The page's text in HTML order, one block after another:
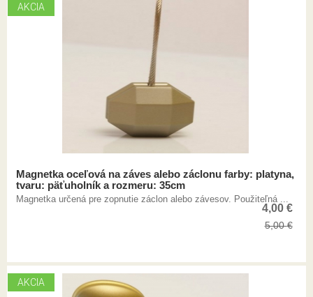
AKCIA
Magnetka oceľová na záves alebo záclonu farby: platyna,
tvaru: päťuholník a rozmeru: 35cm
Magnetka určená pre zopnutie záclon alebo závesov. Použiteľná ...
4,00 €
5,00€
AKCIA